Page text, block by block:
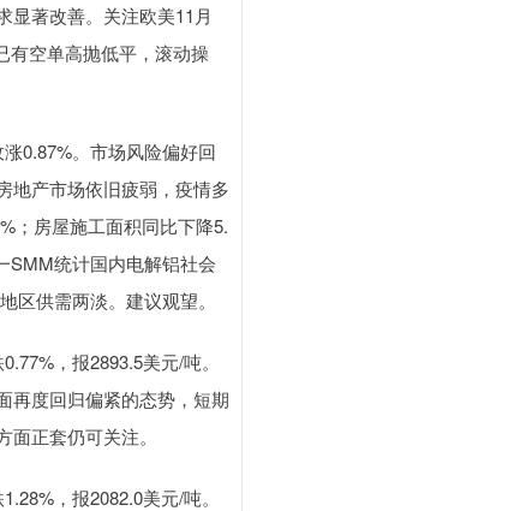
显著改善。关注欧美11月
有空单高抛低平，滚动操
0.87%。市场风险偏好回
地产市场依旧疲弱，疫情多
；房屋施工面积同比下降5.
SMM统计国内电解铝社会
区供需两淡。建议观望。
，报2893.5美元/吨。
再度回归偏紧的态势，短期
正套仍可关注。
，报2082.0美元/吨。